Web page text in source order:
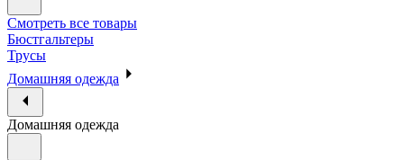
Смотреть все товары
Бюстгальтеры
Трусы
Домашняя одежда
Домашняя одежда